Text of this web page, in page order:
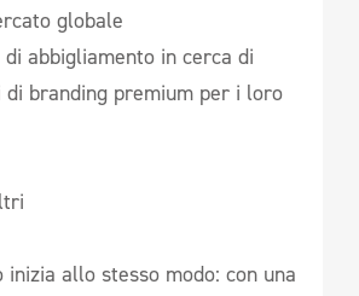
globale
abbigliamento in cerca di
di branding premium per i loro
inizia allo stesso modo: con una